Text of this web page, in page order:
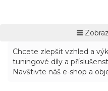
Chcete zlepšit vzhled a
tuningové díly a
Navštivte náš e-shop a